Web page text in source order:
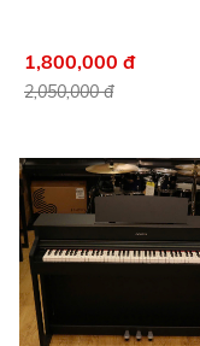
1,800,000 đ
2,050,000 đ